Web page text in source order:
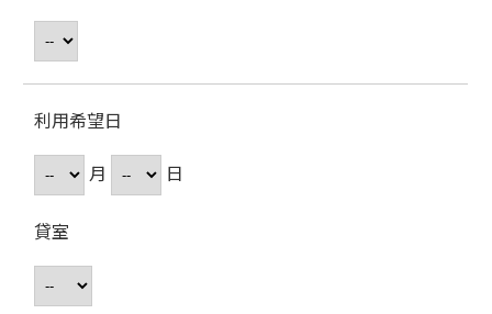
利用希望日
月
日
貸室